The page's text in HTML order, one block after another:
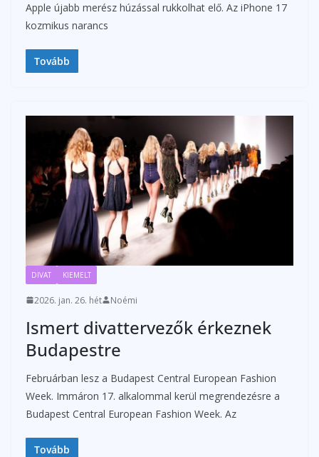
Apple újabb merész húzással rukkolhat elő. Az iPhone 17
kozmikus narancs
Tovább
DIVAT KIEMELT
2026. jan. 26. hét Noémi
Ismert divattervezők érkeznek
Budapestre
Februárban lesz a Budapest Central European Fashion
Week. Immáron 17. alkalommal kerül megrendezésre a
Budapest Central European Fashion Week. Az
Tovább